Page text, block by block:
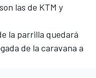
las de KTM y
la parrilla quedará
de la caravana a